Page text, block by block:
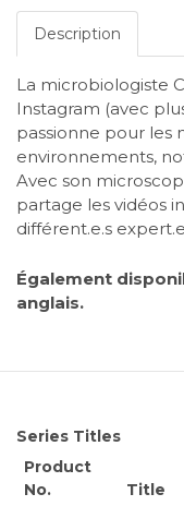
Description
La microbiologiste
Instagram (avec
passionne pour les
environnements,
Avec son
partage les vidéos
différent.e.s
Également
anglais.
Series Titles
Product
No.
Title